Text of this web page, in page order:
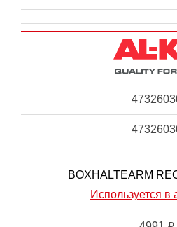
BOXHALTEARM
Используется в